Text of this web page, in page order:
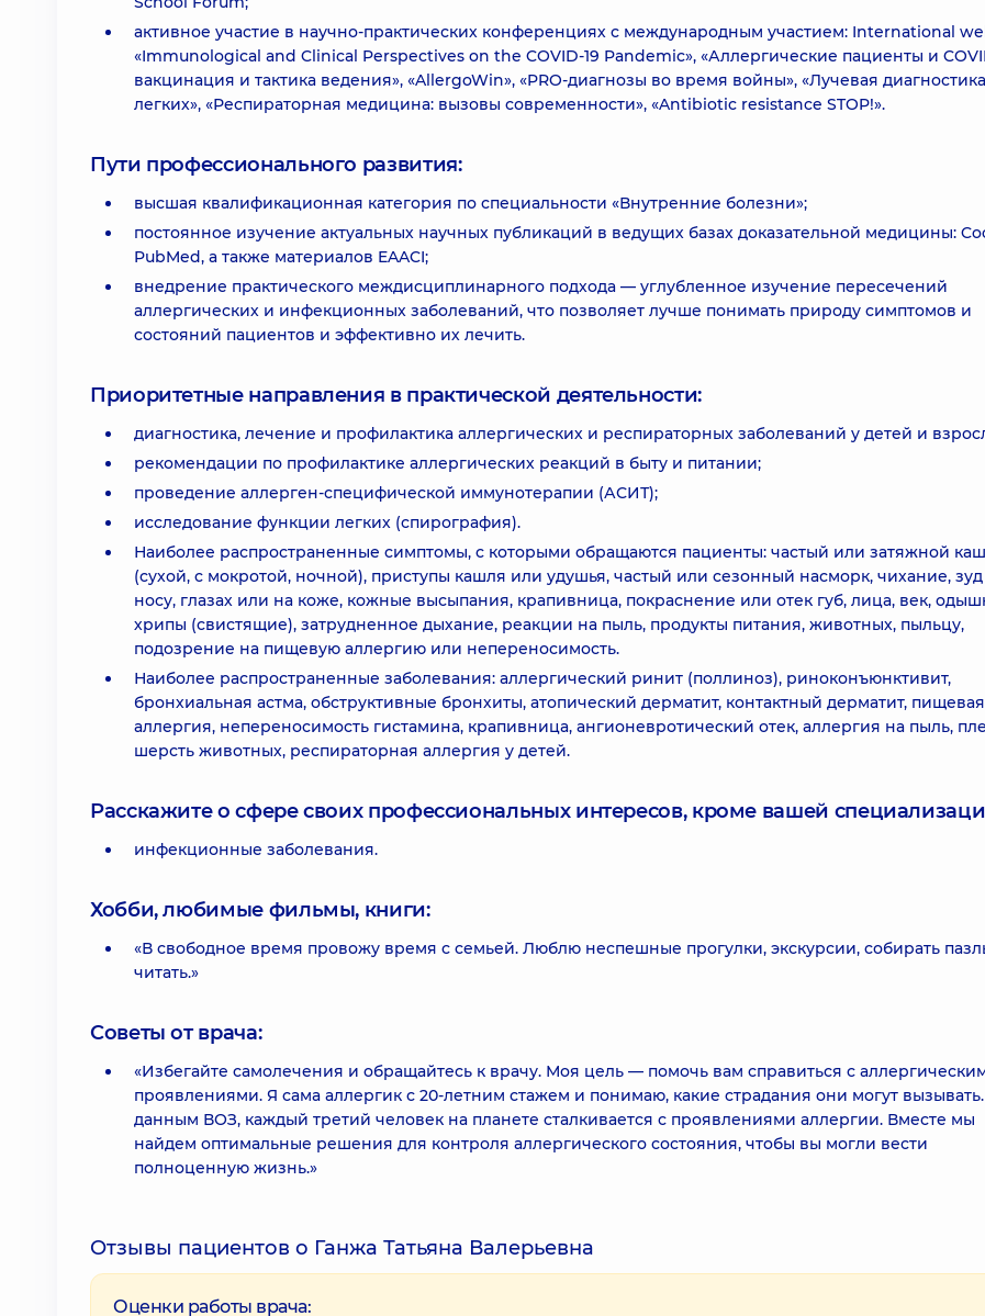
активное участие в научно-практических конференциях с международным участием: International
«Immunological and Clinical Perspectives on the COVID-19 Pandemic», «Аллергические пациенты и
вакцинация и тактика ведения», «AllergoWin», «PRO-диагнозы во время войны», «Лучевая диагностика
легких», «Респираторная медицина: вызовы современности», «Antibiotic resistance STOP!».
Пути профессионального развития:
высшая квалификационная категория по специальности «Внутренние болезни»;
постоянное изучение актуальных научных публикаций в ведущих базах доказательной медицины:
PubMed, а также материалов EAACI;
внедрение практического междисциплинарного подхода — углубленное изучение пересечений
аллергических и инфекционных заболеваний, что позволяет лучше понимать природу симптомов и
состояний пациентов и эффективно их лечить.
Приоритетные направления в практической деятельности:
диагностика, лечение и профилактика аллергических и респираторных заболеваний у детей и
рекомендации по профилактике аллергических реакций в быту и питании;
проведение аллерген-специфической иммунотерапии (АСИТ);
исследование функции легких (спирография).
Наиболее распространенные симптомы, с которыми обращаются пациенты: частый или затяжной
(сухой, с мокротой, ночной), приступы кашля или удушья, частый или сезонный насморк, чихание, зуд
носу, глазах или на коже, кожные высыпания, крапивница, покраснение или отек губ, лица, век,
хрипы (свистящие), затрудненное дыхание, реакции на пыль, продукты питания, животных, пыльцу,
подозрение на пищевую аллергию или непереносимость.
Наиболее распространенные заболевания: аллергический ринит (поллиноз), риноконъюнктивит,
бронхиальная астма, обструктивные бронхиты, атопический дерматит, контактный дерматит, пищевая
аллергия, непереносимость гистамина, крапивница, ангионевротический отек, аллергия на пыль,
шерсть животных, респираторная аллергия у детей.
Расскажите о сфере своих профессиональных интересов, кроме вашей
инфекционные заболевания.
Хобби, любимые фильмы, книги:
«В свободное время провожу время с семьей. Люблю неспешные прогулки, экскурсии, собирать
читать.»
Советы от врача:
«Избегайте самолечения и обращайтесь к врачу. Моя цель — помочь вам справиться с
проявлениями. Я сама аллергик с 20-летним стажем и понимаю, какие страдания они могут
данным ВОЗ, каждый третий человек на планете сталкивается с проявлениями аллергии. Вместе мы
найдем оптимальные решения для контроля аллергического состояния, чтобы вы могли вести
полноценную жизнь.»
Отзывы пациентов о Ганжа Татьяна Валерьевна
Оценки работы врача: